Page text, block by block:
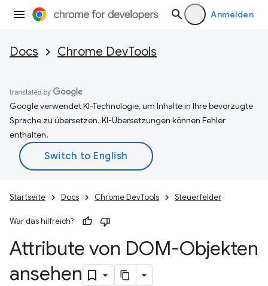
Anmelden
Docs Chrome DevTools
Google verwendet KI-Technologie, um Inhalte in Ihre bevorzugte
Sprache zu übersetzen. KI-Übersetzungen können Fehler
enthalten.
Startseite Docs Chrome DevTools Steuerfelder
War das hilfreich?
Attribute von DOM-Objekten
ansehen